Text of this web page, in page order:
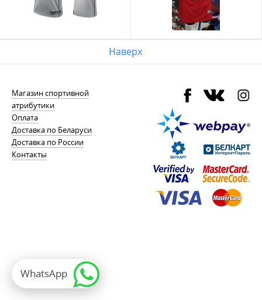
Наверх
Магазин спортивной
атрибутики
Оплата
Доставка по Беларуси
Доставка по России
Контакты
WhatsApp